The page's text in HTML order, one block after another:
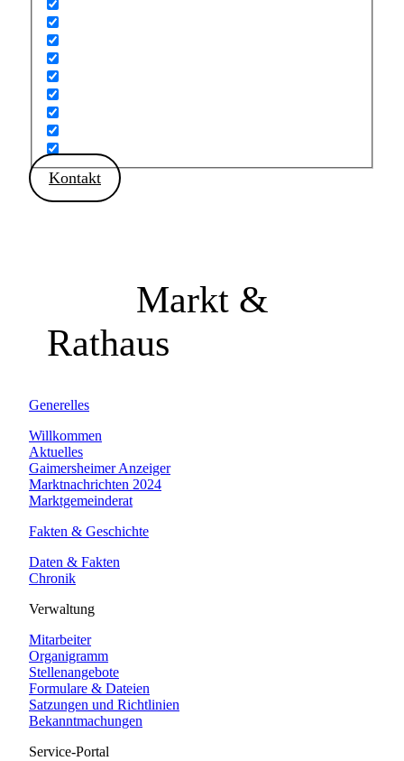
Kontakt
Markt &
Rathaus
Generelles
Willkommen
Aktuelles
Gaimersheimer Anzeiger
Marktnachrichten 2024
Marktgemeinderat
Fakten & Geschichte
Daten & Fakten
Chronik
Verwaltung
Mitarbeiter
Organigramm
Stellenangebote
Formulare & Dateien
Satzungen und Richtlinien
Bekanntmachungen
Service-Portal